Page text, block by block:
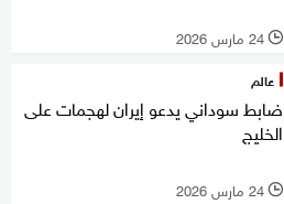
l 24 مارس 2026
عالم
ضابط سوداني يدعو إيران لهجمات على
الخليج
l 24 مارس 2026